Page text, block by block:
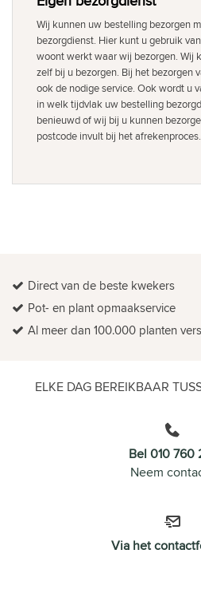
Wij kunnen uw bestelling bezorgen
bezorgdienst. Hier kunt u gebruik
woont werkt waar wij bezorgen. Wij
zelf bij u bezorgen. Bij het bezorgen
ook de nodige service. Ook wordt u
in welk tijdvlak uw bestelling
benieuwd of wij bij u kunnen
postcode invult bij het afrekenproces.
Direct van de beste kwekers
Pot- en plant opmaakservice
Al meer dan 100.000 planten
ELKE DAG BEREIKBAAR
Bel 010 760
Neem
Via het